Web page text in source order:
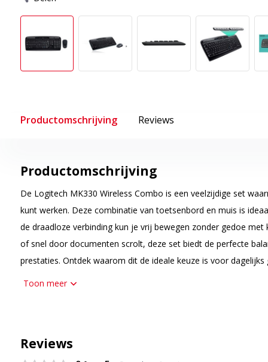
Productomschrijving Reviews
Productomschrijving
De Logitech MK330 Wireless Combo is een veelzijdige set
kunt werken. Deze combinatie van toetsenbord en muis is
de draadloze verbinding kun je vrij bewegen zonder gedoe
of snel door documenten scrolt, deze set biedt de perfecte
prestaties. Ontdek waarom dit de ideale keuze is voor dagelijks
Comfortabel typen met stille toetsen
ruimte. De indeling is gebruiksvriendelijk, met handige
Toon meer
Reviews